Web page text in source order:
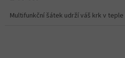
Multifunkční šátek udrží váš krk v